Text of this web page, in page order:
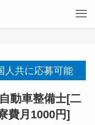
人共に応募可能
動車整備士[二
費月1000円]